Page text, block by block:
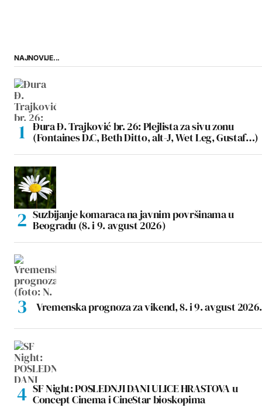
NAJNOVIJE...
Đura Đ. Trajković br. 26: Plejlista za sivu zonu
(Fontaines D.C, Beth Ditto, alt-J, Wet Leg, Gustaf…)
Suzbijanje komaraca na javnim površinama u
Beogradu (8. i 9. avgust 2026)
Vremenska prognoza za vikend, 8. i 9. avgust 2026.
SF Night: POSLEDNJI DANI ULICE HRASTOVA u
Concept Cinema i CineStar bioskopima